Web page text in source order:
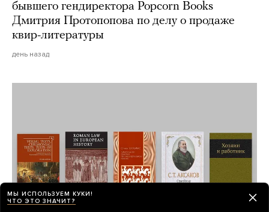
бывшего гендиректора Popcorn Books
Дмитрия Протопопова по делу о продаже
квир-литературы
день назад
МЫ ИСПОЛЬЗУЕМ КУКИ!
ЧТО ЭТО ЗНАЧИТ?